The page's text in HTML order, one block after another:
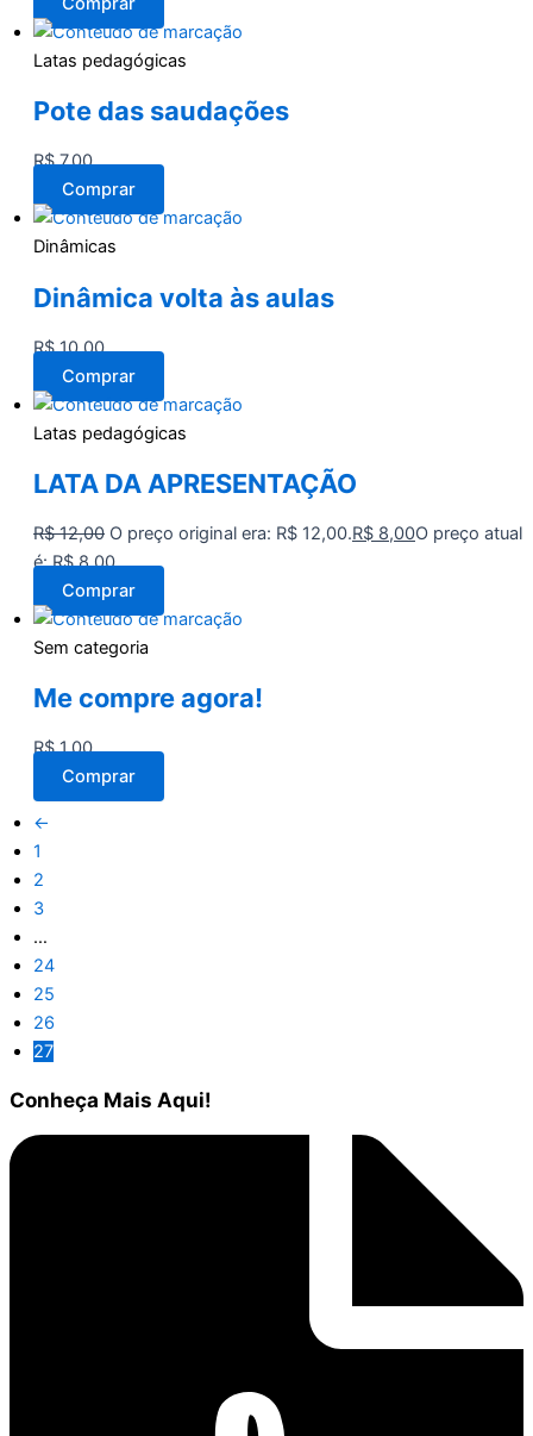
Latas pedagógicas
Pote das saudações
R$7,00
Comprar
Dinâmicas
Dinâmica volta às aulas
R$10,00
Comprar
Latas pedagógicas
LATA DA APRESENTAÇÃO
R$12,00 O preço original era: R$ 12,00.R$ 8,00O preço atual
é: R$ 8,00.
Comprar
Sem categoria
Me compre agora!
R$1,00
Comprar
←
1
2
3
…
24
25
26
27
Conheça Mais Aqui!